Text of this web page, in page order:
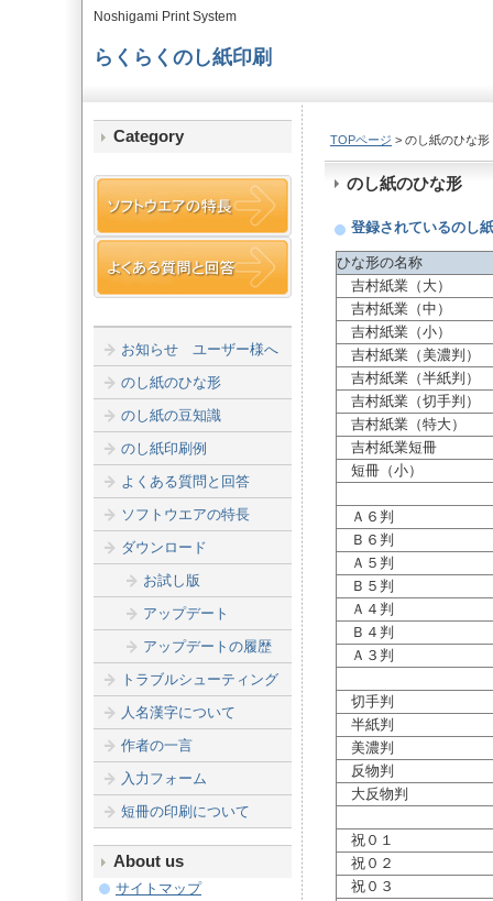
Noshigami Print System
らくらくのし紙印刷
TOPページ > のし紙のひな形
のし紙のひな形
登録されているのし
ひな形の名称
吉村紙業（大）
吉村紙業（中）
吉村紙業（小）
吉村紙業（美濃判）
吉村紙業（半紙判）
吉村紙業（切手判）
吉村紙業（特大）
吉村紙業短冊
短冊（小）
Ａ６判
Ｂ６判
Ａ５判
Ｂ５判
Ａ４判
Ｂ４判
Ａ３判
切手判
半紙判
美濃判
反物判
大反物判
祝０１
祝０２
祝０３
Category
お知らせ ユーザー様へ
のし紙のひな形
のし紙の豆知識
のし紙印刷例
よくある質問と回答
ソフトウエアの特長
ダウンロード
お試し版
アップデート
アップデートの履歴
トラブルシューティング
人名漢字について
作者の一言
入力フォーム
短冊の印刷について
About us
サイトマップ